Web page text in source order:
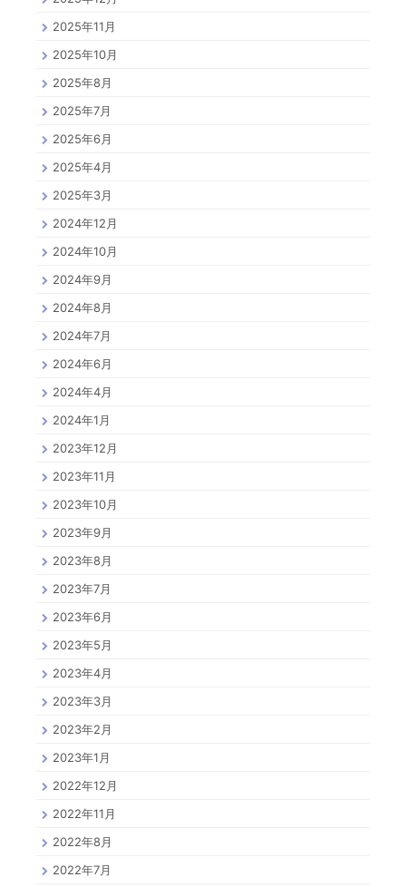
2025年11月
2025年10月
2025年8月
2025年7月
2025年6月
2025年4月
2025年3月
2024年12月
2024年10月
2024年9月
2024年8月
2024年7月
2024年6月
2024年4月
2024年1月
2023年12月
2023年11月
2023年10月
2023年9月
2023年8月
2023年7月
2023年6月
2023年5月
2023年4月
2023年3月
2023年2月
2023年1月
2022年12月
2022年11月
2022年8月
2022年7月